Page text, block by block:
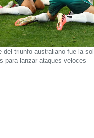
del triunfo australiano fue la
para lanzar ataques veloces